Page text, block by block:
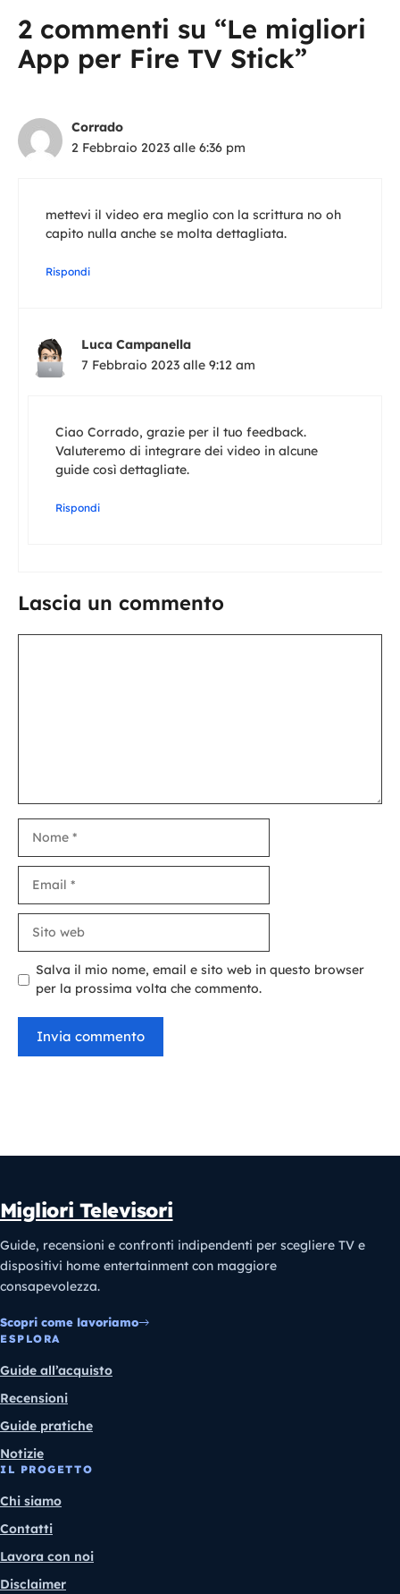
2 commenti su “Le migliori
App per Fire TV Stick”
Corrado
2 Febbraio 2023 alle 6:36 pm
mettevi il video era meglio con la scrittura no oh
capito nulla anche se molta dettagliata.
Rispondi
Luca Campanella
7 Febbraio 2023 alle 9:12 am
Ciao Corrado, grazie per il tuo feedback.
Valuteremo di integrare dei video in alcune
guide così dettagliate.
Rispondi
Lascia un commento
web
Salva il mio nome, email e sito web in questo browser
per la prossima volta che commento.
Migliori Televisori
Guide, recensioni e confronti indipendenti per scegliere TV e
dispositivi home entertainment con maggiore
consapevolezza.
Scopri come lavoriamo
ESPLORA
Guide all’acquisto
Recensioni
Guide pratiche
Notizie
IL PROGETTO
Chi siamo
Contatti
Lavora con noi
Disclaimer